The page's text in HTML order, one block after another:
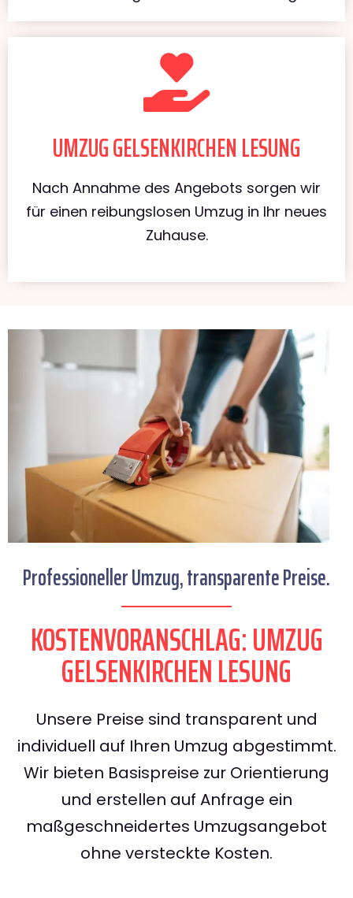
UMZUG GELSENKIRCHEN LESUNG
Nach Annahme des Angebots sorgen wir
für einen reibungslosen Umzug in Ihr neues
Zuhause.
Professioneller Umzug, transparente Preise.
KOSTENVORANSCHLAG: UMZUG
GELSENKIRCHEN LESUNG
Unsere Preise sind transparent und
individuell auf Ihren Umzug abgestimmt.
Wir bieten Basispreise zur Orientierung
und erstellen auf Anfrage ein
maßgeschneidertes Umzugsangebot
ohne versteckte Kosten.